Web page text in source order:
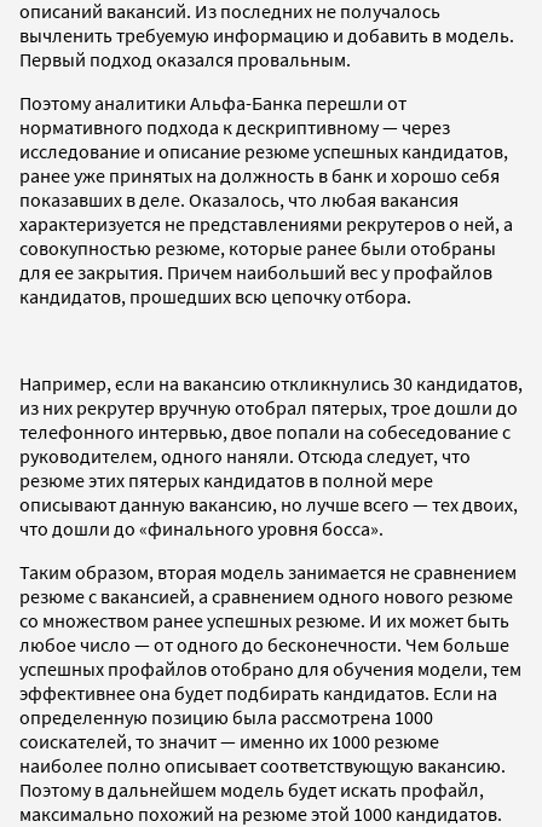
описаний вакансий. Из последних не получалось
вычленить требуемую информацию и добавить в модель.
Первый подход оказался провальным.
Поэтому аналитики Альфа-Банка перешли от
нормативного подхода к дескриптивному — через
исследование и описание резюме успешных кандидатов,
ранее уже принятых на должность в банк и хорошо себя
показавших в деле. Оказалось, что любая вакансия
характеризуется не представлениями рекрутеров о ней, а
совокупностью резюме, которые ранее были отобраны
для ее закрытия. Причем наибольший вес у профайлов
кандидатов, прошедших всю цепочку отбора.
Например, если на вакансию откликнулись 30 кандидатов,
из них рекрутер вручную отобрал пятерых, трое дошли до
телефонного интервью, двое попали на собеседование с
руководителем, одного наняли. Отсюда следует, что
резюме этих пятерых кандидатов в полной мере
описывают данную вакансию, но лучше всего — тех двоих,
что дошли до «финального уровня босса».
Таким образом, вторая модель занимается не сравнением
резюме с вакансией, а сравнением одного нового резюме
со множеством ранее успешных резюме. И их может быть
любое число — от одного до бесконечности. Чем больше
успешных профайлов отобрано для обучения модели, тем
эффективнее она будет подбирать кандидатов. Если на
определенную позицию была рассмотрена 1000
соискателей, то значит — именно их 1000 резюме
наиболее полно описывает соответствующую вакансию.
Поэтому в дальнейшем модель будет искать профайл,
максимально похожий на резюме этой 1000 кандидатов.